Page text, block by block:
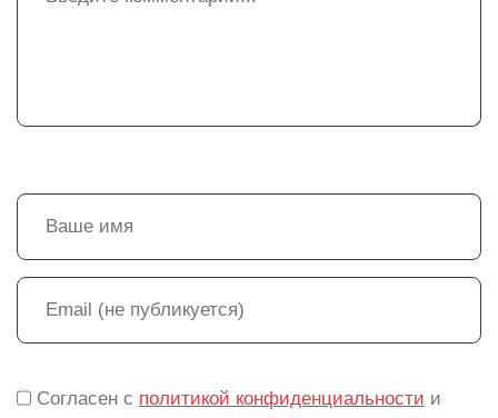
Согласен с политикой конфиденциальности и